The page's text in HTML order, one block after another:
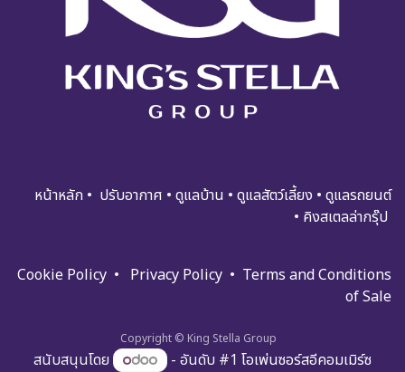
หน้าหลัก • ปรับอ​​​​​า​กาศ • ดูแ​​​ล​บ้า​น • ดูแล​สัตว์เลี้ยง • ดูแล​รถย​นต์
• คิงสเตลล่ากรุ๊ป
Cookie Policy • Privacy Policy • Terms and Condi​tions
of Sale
Copyright © King Stella Group
สนับสนุนโดย - อันดับ #1 โอเพ่นซอร์สอีคอมเมิร์ซ